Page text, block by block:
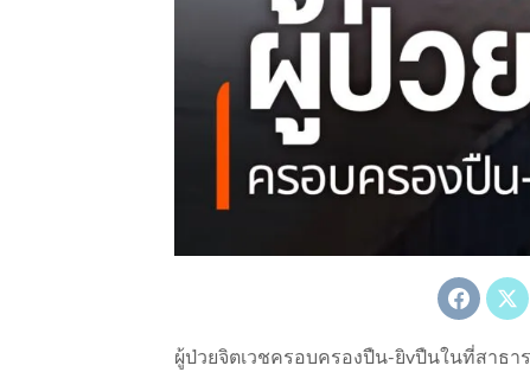
ผู้ป่วยจิตเวชครอบครองปืน-ยิvปืนในที่สาธ